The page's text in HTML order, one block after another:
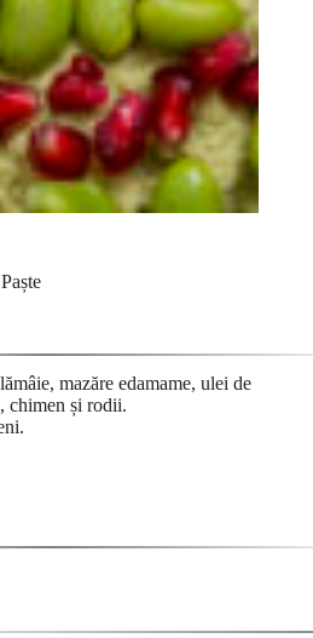
mazăre edamame, ulei de
chimen și rodii.
.